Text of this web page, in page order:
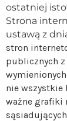
ostatniej
Strona
ustawą z
stron
publicznych
nie wszystkie
ważne grafiki